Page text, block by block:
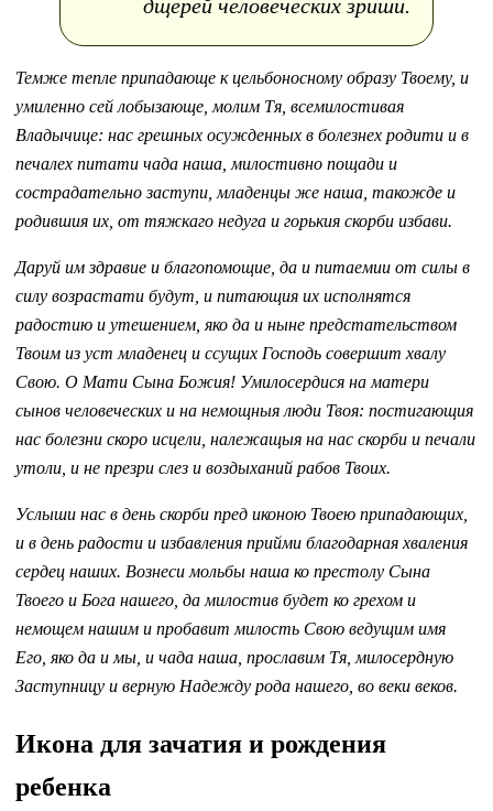
дщерей человеческих зриши.
Темже тепле припадающе к цельбоносному образу Твоему, и
умиленно сей лобызающе, молим Тя, всемилостивая
Владычице: нас грешных осужденных в болезнех родити и в
печалех питати чада наша, милостивно пощади и
сострадательно заступи, младенцы же наша, такожде и
родившия их, от тяжкаго недуга и горькия скорби избави.
Даруй им здравие и благопомощие, да и питаемии от силы в
силу возрастати будут, и питающия их исполнятся
радостию и утешением, яко да и ныне предстательством
Твоим из уст младенец и ссущих Господь совершит хвалу
Свою. О Мати Сына Божия! Умилосердися на матери
сынов человеческих и на немощныя люди Твоя: постигающия
нас болезни скоро исцели, належащыя на нас скорби и печали
утоли, и не презри слез и воздыханий рабов Твоих.
Услыши нас в день скорби пред иконою Твоею припадающих,
и в день радости и избавления прийми благодарная хваления
сердец наших. Вознеси мольбы наша ко престолу Сына
Твоего и Бога нашего, да милостив будет ко грехом и
немощем нашим и пробавит милость Свою ведущим имя
Его, яко да и мы, и чада наша, прославим Тя, милосердную
Заступницу и верную Надежду рода нашего, во веки веков.
Икона для зачатия и рождения
ребенка